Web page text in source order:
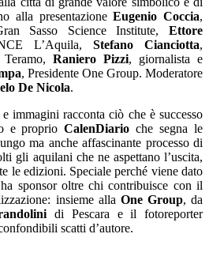
alla presentazioneEugenio Coccia,
Sasso Science Institute, Ettore
L’Aquila, Stefano Cianciotta,
Raniero Pizzi, giornalista e
, Presidente One Group. Moderatore
De Nicola.
immagini racconta ciò che è successo
e proprioCalenDiario che segna le
ma anche affascinante processo di
gli aquilani che ne aspettano l’uscita,
le edizioni. Speciale perché viene dato
sponsor oltre chi contribuisce con il
insieme alla One Group, da
di Pescara e il fotoreporter
scatti d’autore.